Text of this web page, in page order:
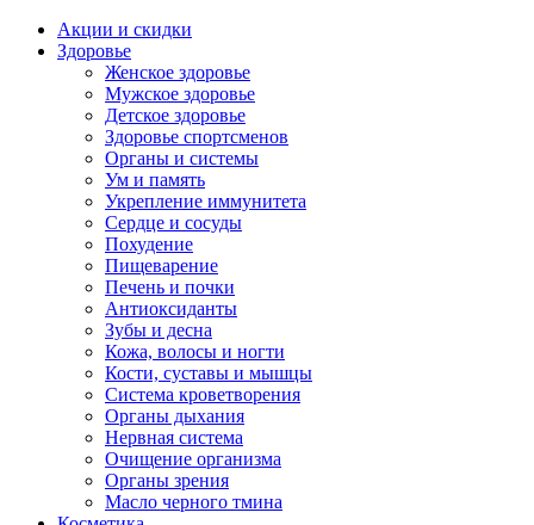
Акции и скидки
Здоровье
Женское здоровье
Мужское здоровье
Детское здоровье
Здоровье спортсменов
Органы и системы
Ум и память
Укрепление иммунитета
Сердце и сосуды
Похудение
Пищеварение
Печень и почки
Антиоксиданты
Зубы и десна
Кожа, волосы и ногти
Кости, суставы и мышцы
Система кроветворения
Органы дыхания
Нервная система
Очищение организма
Органы зрения
Масло черного тмина